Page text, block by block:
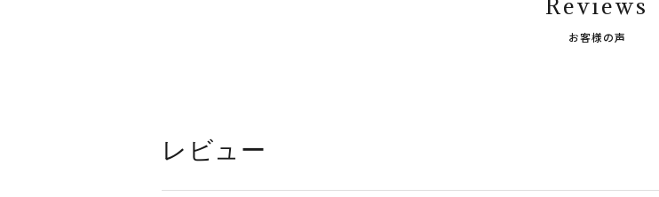
Reviews
お客様の声
レビュー